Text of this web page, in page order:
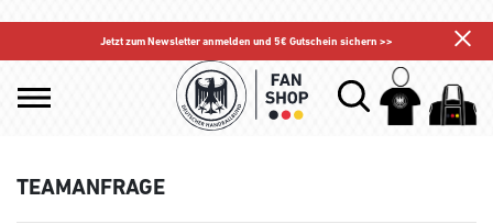
Jetzt zum Newsletter anmelden und 5€ Gutschein sichern >>
TEAMANFRAGE